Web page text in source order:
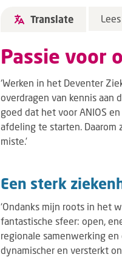
Translate
Passie voor
‘Werken in het Deventer
overdragen van kennis
goed dat het voor ANIOS
afdeling te starten.
miste.’
Een sterk
‘Ondanks mijn roots in het
fantastische sfeer: open,
regionale samenwerking
dynamischer en versterkt